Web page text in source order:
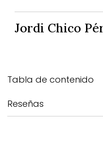
Jordi Chico
Tabla de contenido
Reseñas